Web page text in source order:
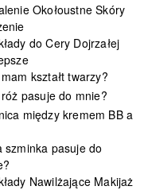
Okołoustne Skóry
do Cery Dojrzałej
kształt twarzy?
pasuje do mnie?
między kremem BB a
szminka pasuje do
Nawilżające Makijaż